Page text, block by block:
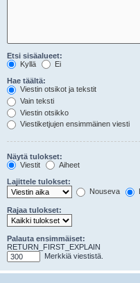
Etsi sisäalueet:
Kyllä
Ei
Hae täältä:
Viestin otsikot ja tekstit
Vain teksti
Viestin otsikko
Viestiketjujen ensimmäinen viesti
Näytä tulokset:
Viestit
Aiheet
Lajittele tulokset:
Nouseva
Rajaa tulokset:
Palauta ensimmäiset:
RETURN_FIRST_EXPLAIN
Merkkiä viestistä.